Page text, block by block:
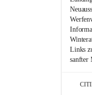
Links
sanfter